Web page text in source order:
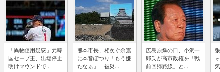
「異物使用疑惑」元韓
国セーブ王、出場停止
明けマウンドで...
熊本市長、相次ぐ余震
に本音ぽつり「もう嫌
だなぁ」 被災...
広島原爆の日、小沢一
郎氏が高市政権を「戦
前回帰路線」と...